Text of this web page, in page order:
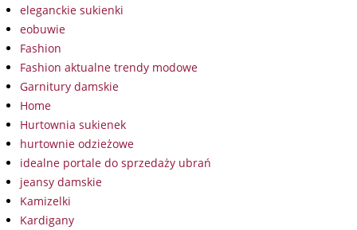
eleganckie sukienki
eobuwie
Fashion
Fashion aktualne trendy modowe
Garnitury damskie
Home
Hurtownia sukienek
hurtownie odzieżowe
idealne portale do sprzedaży ubrań
jeansy damskie
Kamizelki
Kardigany